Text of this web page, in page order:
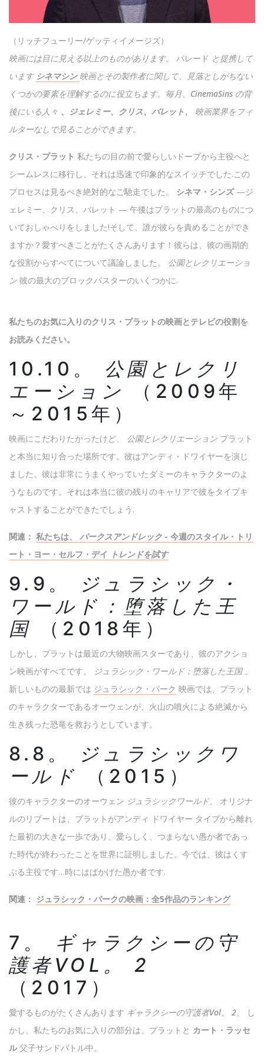
（リッチフューリー/ゲッティイメージズ）
映画には目に見える以上のものがあります。
パレード と提携して
います シネマシン 映画とその製作者に関して、見落としがちない
くつかの要素を理解するのに役立ちます。毎月、CinemaSins の背
後にいる人々 、 ジェレミー、クリス、バレット、
映画業界をフィ
ルターなしで見ることができます。
クリス・プラット 私たちの目の前で愛らしいドープから主役へと
シームレスに移行し、それは迅速で印象的なスイッチでした.この
プロセスは見るべき絶対的なご馳走でした。 シネマ・シンズ—ジ
ェレミー、クリス、バレット — 午後はプラットの最高のものにつ
いておしゃべりをしました!そして、誰が彼らを責めることができ
ますか？愛すべきことがたくさんあります！彼らは、彼の画期的
な役割からすべてについて議論しました。 公園とレクリエーショ
ン 彼の最大のブロックバスターのいくつかに.
私たちのお気に入りのクリス・プラットの映画とテレビの役割を
お読みください。
10.10。 公園とレクリ
エーション
（2009年
～2015年）
映画にこだわりたかったけど、 公園とレクリエーション プラット
と本当に知り合った場所です。彼はアンディ・ドワイヤーを演じ
ました。彼は非常にうまくやっていたダミーのキャラクターのよ
うなものです。それは本当に彼の残りのキャリアで彼をタイプキ
ャストすることができたでしょう.
関連： 私たちは、 パークスアンドレック - 今週のスタイル・トリ
ート・ヨー・セルフ・デイ トレンドを試す
9.9。
ジュラシック・
ワールド：堕落した王
国 （2018年）
しかし、プラットは最近の大物映画スターであり、彼のアクショ
ン映画がすべてです。
ジュラシック・ワールド：堕落した王国。
新しいものの最新では ジュラシック・パーク 映画では、プラット
のキャラクターであるオーウェンが、火山の噴火による絶滅から
生き残った恐竜を救おうとしています。
8.8。
ジュラシックワ
ールド
（2015）
彼のキャラクターのオーウェン ジュラシックワールド、
オリジナ
ルのリブートは、プラットがアンディ ドワイヤー タイプから離れ
た最初の大きな一歩であり、愛らしく、つまらない愚か者であっ
た時代が終わったことを世界に証明しました。今では、彼はくす
ぶる主役です…時にはばかげた愚か者です.
関連： ジュラシック・パークの映画：全5作品のランキング
7。 ギャラクシーの守
護者VOL。 2
（2017）
愛するものがたくさんあります ギャラクシーの守護者Vol。 2、
し
かし、私たちのお気に入りの部分は、プラットと カート・ラッセ
ル父子サンドバトル中。